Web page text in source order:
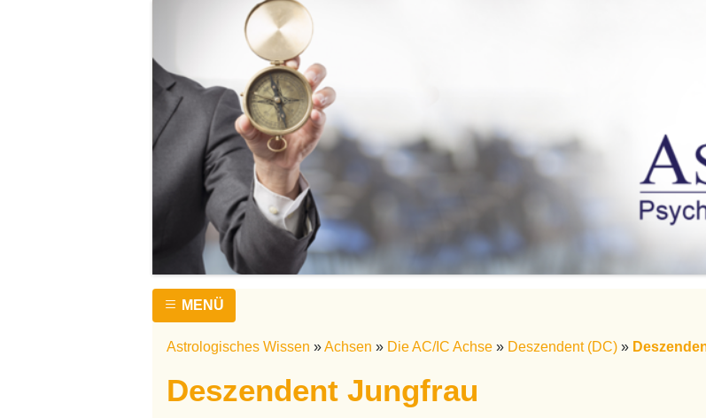
MENÜ
Astrologisches Wissen »Achsen » Die AC/IC Achse » Deszendent (DC) »
Deszendent Jungfrau